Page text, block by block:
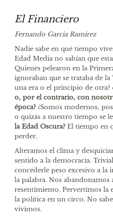
El Financiero
Fernando Garcia Ramirez
Nadie sabe en qué tiempo
Edad Media no sabían que
Quienes pelearon en la
ignoraban que se trataba de la
una era o el principio de otra?
o, por el contrario, con
época? ¿Somos modernos,
o quizás a nuestro tiempo se
la Edad Oscura? El tiempo en
perder.
Alteramos el clima y
sentido a la democracia.
concederle peso excesivo a la
la palabra. Nos abandonamos
resentimiento. Pervertimos la
la política en un circo. No
vivimos.